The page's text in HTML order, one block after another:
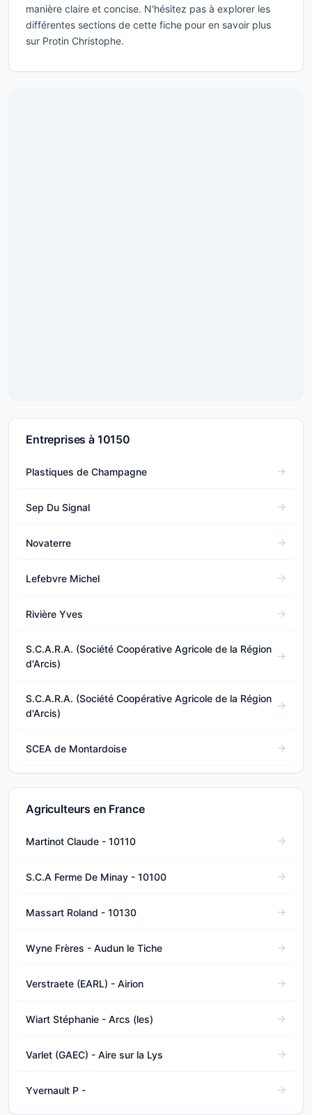
manière claire et concise. N'hésitez pas à explorer les
différentes sections de cette fiche pour en savoir plus
sur Protin Christophe.
Entreprises à 10150
Plastiques de Champagne
Sep Du Signal
Novaterre
Lefebvre Michel
Rivière Yves
S.C.A.R.A. (Société Coopérative Agricole de la Région
d'Arcis)
S.C.A.R.A. (Société Coopérative Agricole de la Région
d'Arcis)
SCEA de Montardoise
Agriculteurs en France
Martinot Claude - 10110
S.C.A Ferme De Minay - 10100
Massart Roland - 10130
Wyne Frères - Audun le Tiche
Verstraete (EARL) - Airion
Wiart Stéphanie - Arcs (les)
Varlet (GAEC) - Aire sur la Lys
Yvernault P -